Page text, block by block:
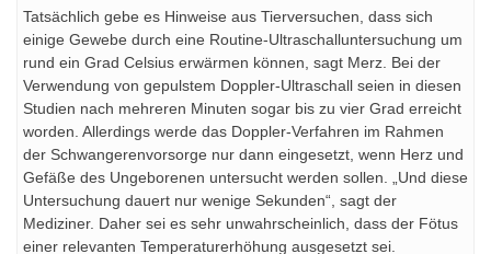
Tatsächlich gebe es Hinweise aus Tierversuchen, dass sich
einige Gewebe durch eine Routine-Ultraschalluntersuchung um
rund ein Grad Celsius erwärmen können, sagt Merz. Bei der
Verwendung von gepulstem Doppler-Ultraschall seien in diesen
Studien nach mehreren Minuten sogar bis zu vier Grad erreicht
worden. Allerdings werde das Doppler-Verfahren im Rahmen
der Schwangerenvorsorge nur dann eingesetzt, wenn Herz und
Gefäße des Ungeborenen untersucht werden sollen. „Und diese
Untersuchung dauert nur wenige Sekunden“, sagt der
Mediziner. Daher sei es sehr unwahrscheinlich, dass der Fötus
einer relevanten Temperaturerhöhung ausgesetzt sei.